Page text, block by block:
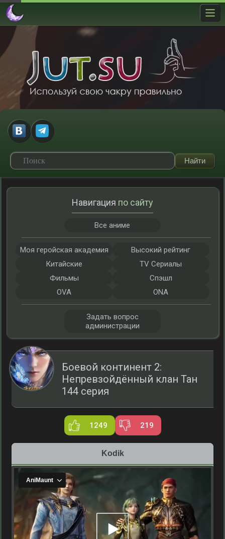
Боевой континент 2:
Непревзойдённый клан Тан
144 серия
1249 219
Kodik
Навигация по сайту
Все аниме
Моя геройская академия
Высокий рейтинг
Китайские
TV Сериалы
Фильмы
Спэшл
OVA
ONA
Задать вопрос
администрации